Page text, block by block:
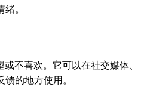
。
不喜欢。它可以在社交媒体、
的地方使用。